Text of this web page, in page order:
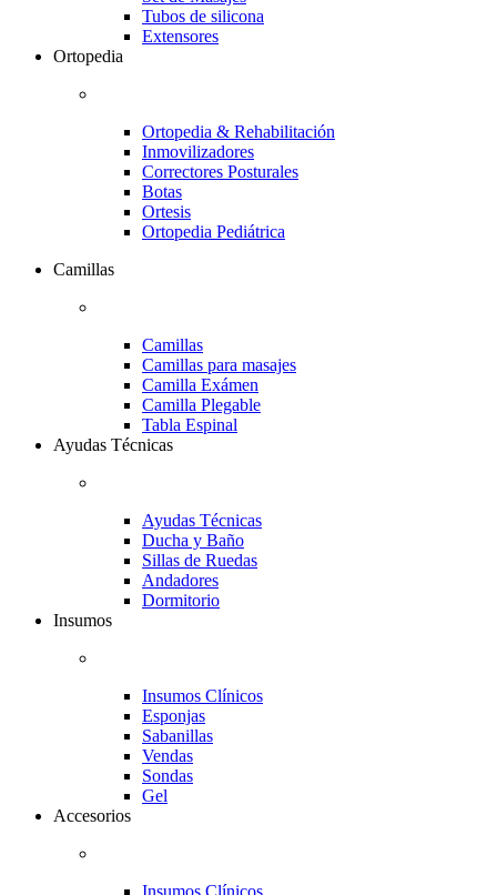
Tubos de silicona
Extensores
Ortopedia
Ortopedia & Rehabilitación
Inmovilizadores
Correctores Posturales
Botas
Ortesis
Ortopedia Pediátrica
Camillas
Camillas
Camillas para masajes
Camilla Exámen
Camilla Plegable
Tabla Espinal
Ayudas Técnicas
Ayudas Técnicas
Ducha y Baño
Sillas de Ruedas
Andadores
Dormitorio
Insumos
Insumos Clínicos
Esponjas
Sabanillas
Vendas
Sondas
Gel
Accesorios
Insumos Clínicos